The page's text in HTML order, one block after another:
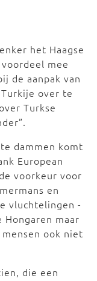
het Haagse
mee
de aanpak van
over te
Turkse
dammen komt
European
voorkeur voor
en
vluchtelingen -
maar
ook niet
die een